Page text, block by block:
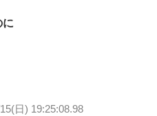
に
日) 19:25:08.98